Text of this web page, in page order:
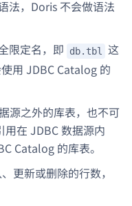
法，Doris 不会做语法
限定名，即
db.tbl
这
用 JDBC Catalog 的
源之外的库表，也不可
在 JDBC 数据源内
Catalog 的库表。
更新或删除的行数，